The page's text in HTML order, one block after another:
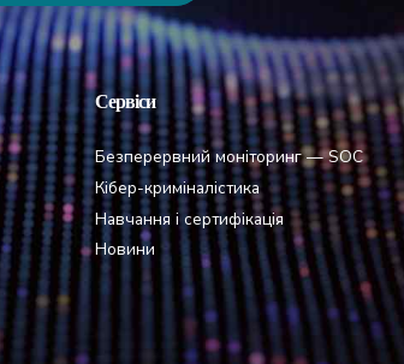
Сервіси
Безперервний моніторинг — SOC
Кібер-криміналістика
Навчання і сертифікація
Новини